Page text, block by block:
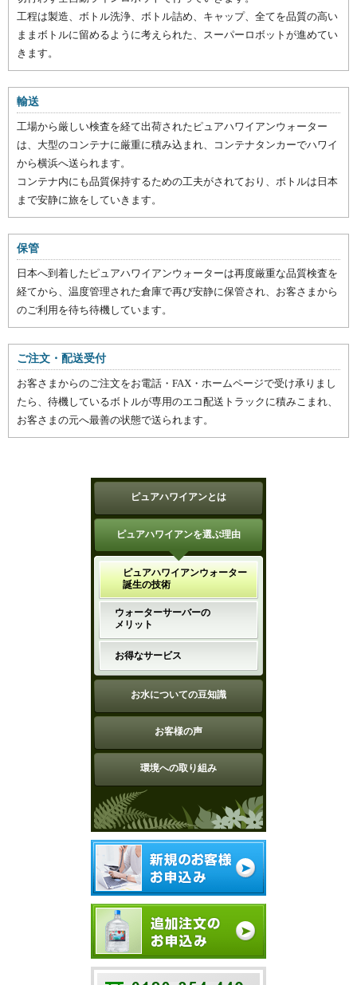
工程は製造、ボトル洗浄、ボトル詰め、キャップ、全てを品質の高い
ままボトルに留めるように考えられた、スーパーロボットが進めてい
きます。
輸送
工場から厳しい検査を経て出荷されたピュアハワイアンウォーター
は、大型のコンテナに厳重に積み込まれ、コンテナタンカーでハワイ
から横浜へ送られます。
コンテナ内にも品質保持するための工夫がされており、ボトルは日本
まで安静に旅をしていきます。
保管
日本へ到着したピュアハワイアンウォーターは再度厳重な品質検査を
経てから、温度管理された倉庫で再び安静に保管され、お客さまから
のご利用を待ち待機しています。
ご注文・配送受付
お客さまからのご注文をお電話・FAX・ホームページで受け承りまし
たら、待機しているボトルが専用のエコ配送トラックに積みこまれ、
お客さまの元へ最善の状態で送られます。
ピュアハワイアンとは
ピュアハワイアンを選ぶ理由
ピュアハワイアンウォーター
誕生の技術
ウォーターサーバーの
メリット
お得なサービス
お水についての豆知識
お客様の声
環境への取り組み